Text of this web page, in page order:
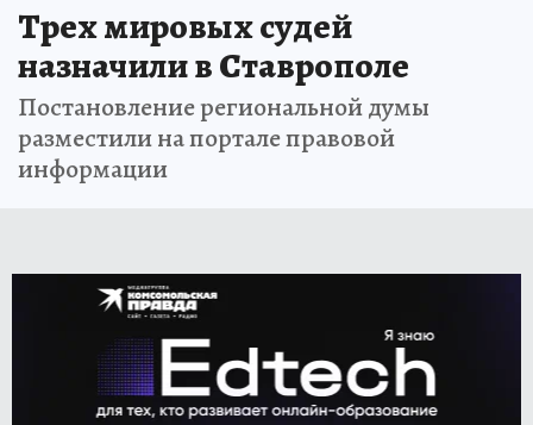
Трех мировых судей
назначили в Ставрополе
Постановление региональной думы
разместили на портале правовой
информации